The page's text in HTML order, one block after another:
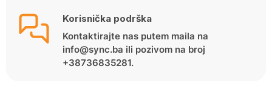
Korisnička podrška
Kontaktirajte nas putem maila na
info@sync.ba ili pozivom na broj
+38736835281.